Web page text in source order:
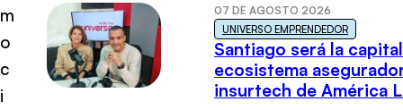
m
o
c
i
07 DE AGOSTO 2026
UNIVERSO EMPRENDEDOR
Santiago será la
ecosistema
insurtech de América